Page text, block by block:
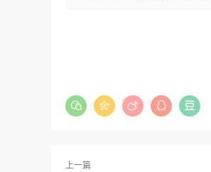
上一篇